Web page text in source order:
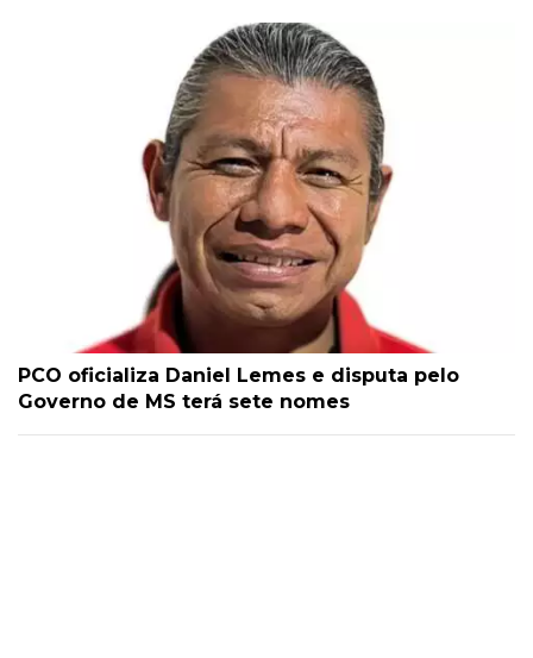
PCO oficializa Daniel Lemes e disputa pelo
Governo de MS terá sete nomes